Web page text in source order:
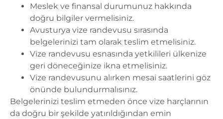
Meslek ve finansal durumunuz hakkında
doğru bilgiler vermelisiniz.
Avusturya vize randevusu sırasında
belgelerinizi tam olarak teslim etmelisiniz.
Vize randevusu esnasında yetkilileri ülkenize
geri döneceğinize ikna etmelisiniz.
Vize randevusunu alırken mesai saatlerini göz
önünde bulundurmalısınız.
Belgelerinizi teslim etmeden önce vize harçlarının
da doğru bir şekilde yatırıldığından emin